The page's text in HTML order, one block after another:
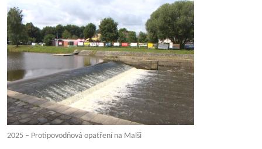
2025 – Protipovodňová opatření na Malši